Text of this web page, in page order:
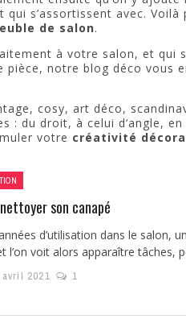
s’assortissent avec. Voilà
de salon.
à votre salon, et qui
notre blog déco vous
cosy, art déco,
: du droit, à celui d’angle, en
votre créativité
son canapé
d’utilisation dans le salon,
l’on voit alors apparaître tâches,
avril 2021 1